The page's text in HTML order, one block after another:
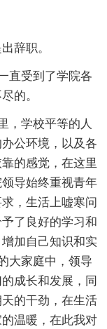
辞职。
直受到了学院各
的。
，学校平等的人
公环境，以及各
的感觉，在这里
导始终重视青年
，生活上嘘寒问
了良好的学习和
加自己知识和实
大家庭中，领导
成长和发展，同
的干劲，在生活
温暖，在此我对